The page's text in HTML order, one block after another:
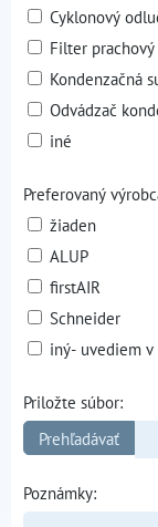
Cyklonový
Filter prachový
Kondenzačná
Odvádzač
iné
Preferovaný
žiaden
ALUP
firstAIR
Schneider
iný- uvediem v
Priložte súbor:
Poznámky: